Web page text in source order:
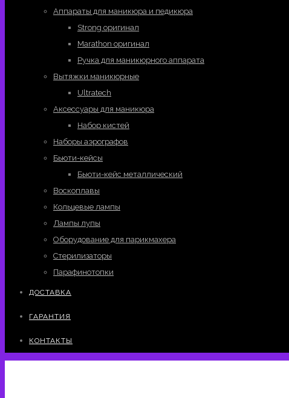
Аппараты для маникюра и педикюра
Strong оригинал
Marathon оригинал
Ручка для маникюрного аппарата
Вытяжки маникюрные
Ultratech
Аксессуары для маникюра
Набор кистей
Наборы аэрографов
Бьюти-кейсы
Бьюти-кейс металлический
Воскоплавы
Кольцевые лампы
Лампы лупы
Оборудование для парикмахера
Стерилизаторы
Парафинотопки
ДОСТАВКА
ГАРАНТИЯ
КОНТАКТЫ